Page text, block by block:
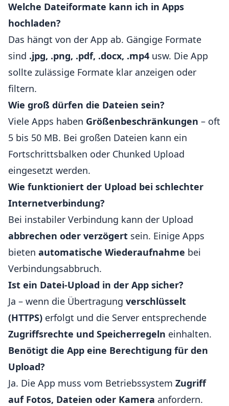
Welche Dateiformate kann ich in Apps
hochladen?
Das hängt von der App ab. Gängige Formate
sind .jpg, .png, .pdf, .docx, .mp4 usw. Die App
sollte zulässige Formate klar anzeigen oder
filtern.
Wie groß dürfen die Dateien sein?
Viele Apps haben Größenbeschränkungen – oft
5 bis 50 MB. Bei großen Dateien kann ein
Fortschrittsbalken oder Chunked Upload
eingesetzt werden.
Wie funktioniert der Upload bei schlechter
Internetverbindung?
Bei instabiler Verbindung kann der Upload
abbrechen oder verzögert sein. Einige Apps
bieten automatische Wiederaufnahme bei
Verbindungsabbruch.
Ist ein Datei-Upload in der App sicher?
Ja – wenn die Übertragung verschlüsselt
(HTTPS) erfolgt und die Server entsprechende
Zugriffsrechte und Speicherregeln einhalten.
Benötigt die App eine Berechtigung für den
Upload?
Ja. Die App muss vom Betriebssystem Zugriff
auf Fotos, Dateien oder Kamera anfordern.